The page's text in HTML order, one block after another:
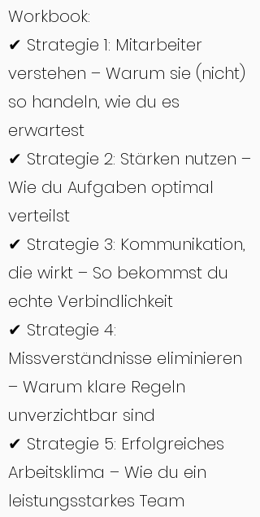
Workbook:
✔ Strategie 1: Mitarbeiter
verstehen – Warum sie (nicht)
so handeln, wie du es
erwartest
✔ Strategie 2: Stärken nutzen –
Wie du Aufgaben optimal
verteilst
✔ Strategie 3: Kommunikation,
die wirkt – So bekommst du
echte Verbindlichkeit
✔ Strategie 4:
Missverständnisse eliminieren
– Warum klare Regeln
unverzichtbar sind
✔ Strategie 5: Erfolgreiches
Arbeitsklima – Wie du ein
leistungsstarkes Team